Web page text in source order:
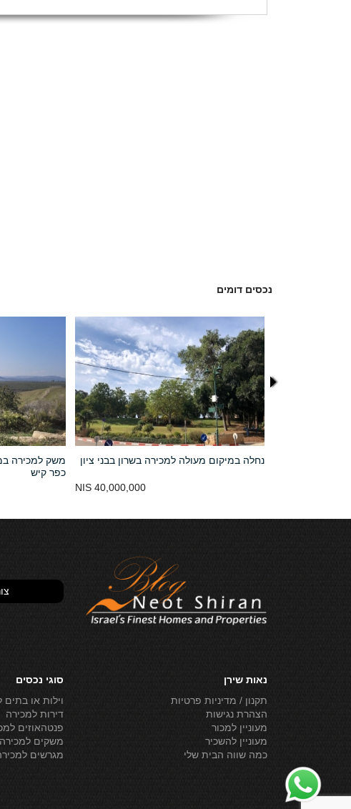
נכסים דומים
משק למכירה
כפר קיש
נחלה במיקום מעולה למכירה בשרון בבני ציון
40,000,000 NIS
נאות שירן
תקנון / מדיניות פרטיות
הצהרת נגישות
מעוניין למכור
מעוניין להשכיר
כמה שווה הבית שלי
סוגי נכסים
וילות או בתים
דירות למכירה
פנטהאוזים
משקים למכירה
מגרשים